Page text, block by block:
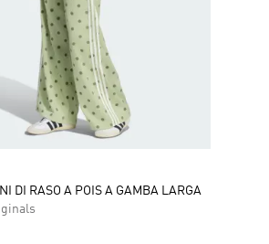
DI RASO A POIS A GAMBA LARGA